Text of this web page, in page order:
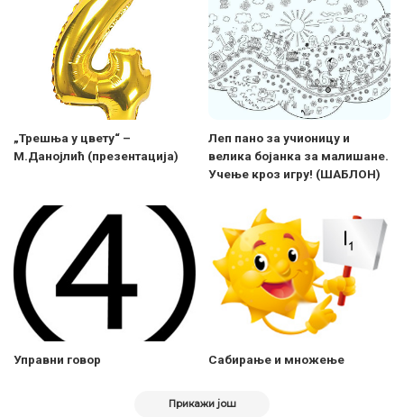
„Трешња у цвету“ –
М.Данојлић (презентација)
Леп пано за учионицу и
велика бојанка за малишане.
Учење кроз игру! (ШАБЛОН)
Управни говор Сабирање и множење
Прикажи још